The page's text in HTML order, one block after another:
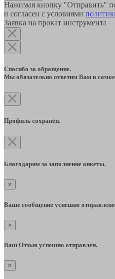
Нажимая кнопку "Отправить"
и согласен с условиями
Заявка на прокат инструмента
Спасибо за обращение.
Мы обязательно ответим Вам в
Профиль сохранён.
Благодарим за заполнение анкеты.
×
Ваше сообщение успешно
×
Ваш Отзыв успешно отправлен.
×